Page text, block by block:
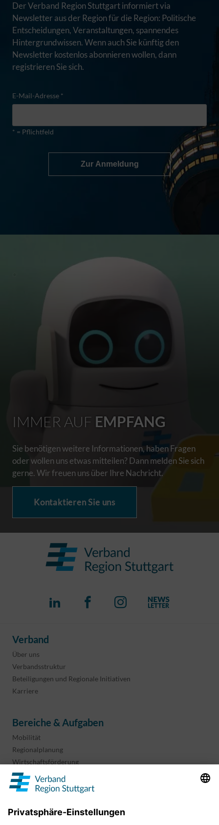
Der Verband Region Stuttgart informiert via
Newsletter aus der Region für die Region: Politische
Entscheidungen, Veranstaltungen, spannendes
Hintergrundwissen. Wenn auch Sie künftig den
Newsletter kostenlos abonnieren wollen, dann
registrieren Sie sich.
E-Mail-Adresse *
* = Pflichtfeld
Zur Anmeldung
IMMER AUF EMPFANG
Sie benötigen weitere Informationen, haben Fragen
oder wollen uns etwas mitteilen? Dann melden Sie sich
gerne. Wir freuen uns über Ihre Nachricht.
Kontaktieren Sie uns
Verband
Über uns
Verbandsstruktur
Beteiligungen und Regionale Initiativen
Karriere
Bereiche & Aufgaben
Mobilität
Regionalplanung
Wirtschaftsförderung
Sport und Kultur
Projekte & Programme